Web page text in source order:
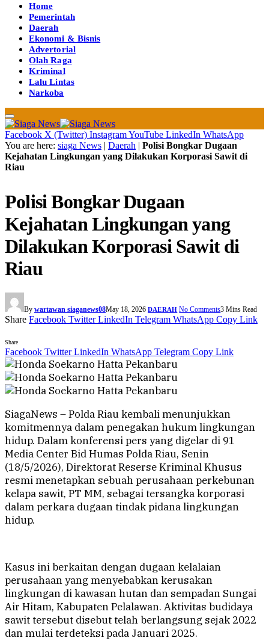
Home
Pemerintah
Daerah
Ekonomi & Bisnis
Advertorial
Olah Raga
Kriminal
Lalu Lintas
Narkoba
Facebook X (Twitter) InstagramYouTube LinkedIn WhatsApp
You are here: siaga News | Daerah | Polisi Bongkar Dugaan
Kejahatan Lingkungan yang Dilakukan Korporasi Sawit di
Riau
Polisi Bongkar Dugaan
Kejahatan Lingkungan yang
Dilakukan Korporasi Sawit di
Riau
By wartawan siaganews08May 18, 2026 DAERAH No Comments3 Mins Read
Share Facebook Twitter LinkedIn Telegram WhatsApp Copy Link
Share
Facebook Twitter LinkedIn WhatsApp Telegram Copy Link
SiagaNews – Polda Riau kembali menunjukkan
komitmennya dalam penegakan hukum lingkungan
hidup. Dalam konferensi pers yang digelar di 91
Media Center Bid Humas Polda Riau, Senin
(18/5/2026), Direktorat Reserse Kriminal Khusus
resmi menetapkan sebuah perusahaan perkebunan
kelapa sawit, PT MM, sebagai tersangka korporasi
dalam perkara dugaan tindak pidana lingkungan
hidup.
Kasus ini berkaitan dengan dugaan kelalaian
perusahaan yang menyebabkan kerusakan
lingkungan di kawasan hutan dan sempadan Sungai
Air Hitam, Kabupaten Pelalawan. Aktivitas budidaya
sawit tersebut disebut telah berlangsung sejak 2022
dan mulai terdeteksi pada Januari 2025.